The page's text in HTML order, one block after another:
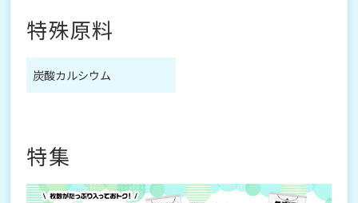
特殊原料
炭酸カルシウム
特集